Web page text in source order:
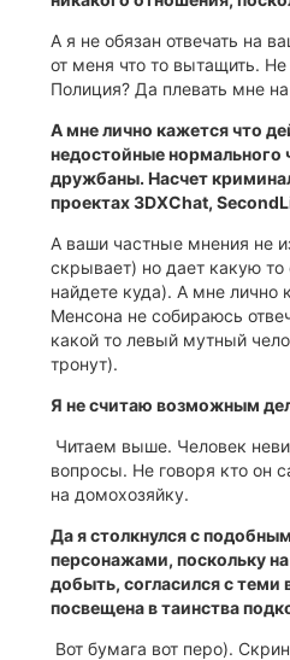
А я не обязан отвечать на
от меня что то вытащить.
Полиция? Да плевать мне
А мне лично кажется что
недостойные нормального
дружбаны. Насчет
проектах 3DXChat,
А ваши частные мнения не
скрывает) но дает какую
найдете куда). А мне лично
Менсона не собираюсь
какой то левый мутный
тронут).
Я не считаю возможным
Читаем выше. Человек
вопросы. Не говоря кто он
на домохозяйку.
Да я столкнулся с
персонажами, поскольку
добыть, согласился с теми
посвещена в таинства
Вот бумага вот перо).